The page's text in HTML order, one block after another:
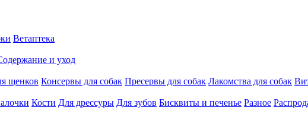
Ветаптека
и уход
щенков Консервы для собак Пресервы для собак Лакомства для собак
Кости Для дрессуры Для зубов Бисквиты и печенье Разное